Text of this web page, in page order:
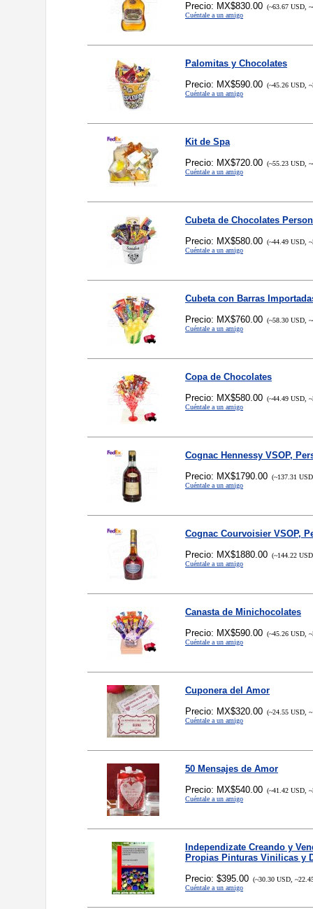
Precio: MX$830.00 (~63.67 USD,
Cuéntale a un amigo
Palomitas y Chocolates
Precio: MX$590.00 (~45.26 USD,
Cuéntale a un amigo
Kit de Spa
Precio: MX$720.00 (~55.23 USD,
Cuéntale a un amigo
Cubeta de Chocolates
Precio: MX$580.00 (~44.49 USD,
Cuéntale a un amigo
Cubeta con Barras
Precio: MX$760.00 (~58.30 USD,
Cuéntale a un amigo
Copa de Chocolates
Precio: MX$580.00 (~44.49 USD,
Cuéntale a un amigo
Cognac Hennessy VSOP,
Precio: MX$1790.00 (~137.31
Cuéntale a un amigo
Cognac Courvoisier VSOP,
Precio: MX$1880.00 (~144.22
Cuéntale a un amigo
Canasta de Minichocolates
Precio: MX$590.00 (~45.26 USD,
Cuéntale a un amigo
Cuponera del Amor
Precio: MX$320.00 (~24.55 USD,
Cuéntale a un amigo
50 Mensajes de Amor
Precio: MX$540.00 (~41.42 USD,
Cuéntale a un amigo
Independizate Creando y
Propias Pinturas Vinilicas y
Precio: $395.00 (~30.30 USD,
Cuéntale a un amigo